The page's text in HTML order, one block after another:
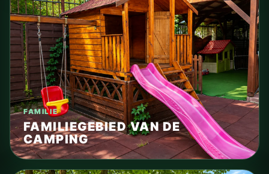
FAMILIE
FAMILIEGEBIED VAN DE
CAMPING